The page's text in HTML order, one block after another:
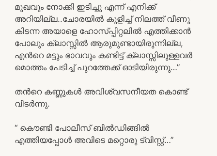
മുഖവും നോക്കി ഇടിച്ചു എന്ന് എനിക്ക്
അറിയില്ല..ചോരയില്‍ കുളിച്ച് നിലത്ത് വീണു
കിടന്ന അയാളെ ഹോസ്പ്പിറ്റലില്‍ എത്തിക്കാന്‍
പോലും ക്ലാസ്സില്‍ ആരുമുണ്ടായിരുന്നില്ല,
എന്‍റെ മട്ടും ഭാവവും കണ്ടിട്ട് ക്ലാസ്സിലുള്ളവര്‍
മൊത്തം പേടിച്ച് പുറത്തേക്ക് ഓടിയിരുന്നു…”
തന്‍റെ കണ്ണുകള്‍ അവിശ്വസനീയത കൊണ്ട്
വിടര്‍ന്നു.
“ കൌണ്ടി പോലീസ് ബില്‍ഡിങ്ങില്‍
എത്തിയപ്പോള്‍ അവിടെ മറ്റൊരു ട്വിസ്റ്റ്‌…”